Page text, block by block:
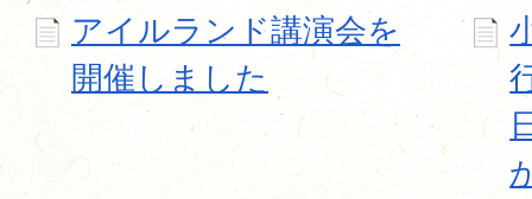
アイルランド講演会を
開催しました